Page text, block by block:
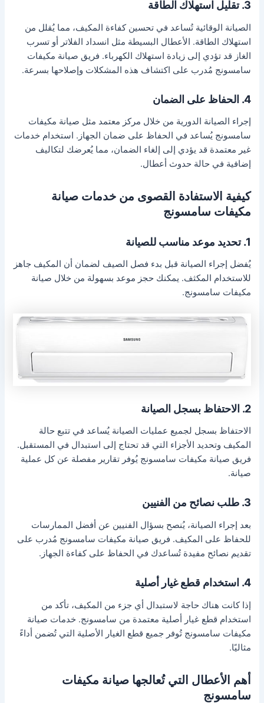
3. تقليل استهلاك الطاقة
الصيانة الوقائية تُساعد في تحسين كفاءة المكيف، مما يُقلل من
استهلاك الطاقة. الأعطال البسيطة مثل انسداد الفلاتر أو تسرب
الغاز قد تؤدي إلى زيادة استهلاك الكهرباء. فريق صيانة مكيفات
سامسونج مُدرب على اكتشاف هذه المشكلات وإصلاحها بسرعة.
4. الحفاظ على الضمان
إجراء الصيانة الدورية من خلال مركز معتمد مثل صيانة مكيفات
سامسونج يُساعد في الحفاظ على ضمان الجهاز. استخدام خدمات
غير معتمدة قد يؤدي إلى إلغاء الضمان، مما يُعرضك لتكاليف
إضافية في حالة حدوث أعطال.
كيفية الاستفادة القصوى من خدمات صيانة
مكيفات سامسونج
1. تحديد موعد مناسب للصيانة
يُفضل إجراء الصيانة قبل بدء فصل الصيف لضمان أن المكيف جاهز
للاستخدام المكثف. يمكنك حجز موعد بسهولة من خلال صيانة
مكيفات سامسونج.
2. الاحتفاظ بسجل الصيانة
الاحتفاظ بسجل لجميع عمليات الصيانة يُساعد في تتبع حالة
المكيف وتحديد الأجزاء التي قد تحتاج إلى استبدال في المستقبل.
فريق صيانة مكيفات سامسونج يُوفر تقارير مفصلة عن كل عملية
صيانة.
3. طلب نصائح من الفنيين
بعد إجراء الصيانة، يُنصح بسؤال الفنيين عن أفضل الممارسات
للحفاظ على المكيف. فريق صيانة مكيفات سامسونج مُدرب على
تقديم نصائح مفيدة تُساعدك في الحفاظ على كفاءة الجهاز.
4. استخدام قطع غيار أصلية
إذا كانت هناك حاجة لاستبدال أي جزء من المكيف، تأكد من
استخدام قطع غيار أصلية معتمدة من سامسونج. خدمات صيانة
مكيفات سامسونج تُوفر جميع قطع الغيار الأصلية التي تُضمن أداءً
مثاليًا.
أهم الأعطال التي تُعالجها صيانة مكيفات
سامسونج